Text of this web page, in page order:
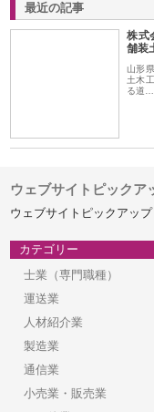
最近の記事
株式
舗装
山形
土木
る道…
ウェブサイトピックア
ウェブサイトピックアップ
カテゴリー
士業（専門職種）
運送業
人材紹介業
製造業
通信業
小売業・販売業